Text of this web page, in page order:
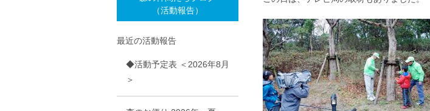
（活動報告）
最近の活動報告
◆活動予定表 ＜2026年8月
＞